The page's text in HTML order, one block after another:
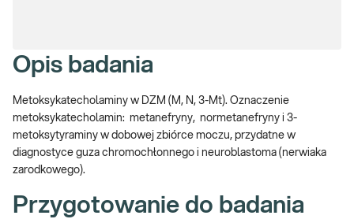
Opis badania
Metoksykatecholaminy w DZM (M, N, 3-Mt). Oznaczenie
metoksykatecholamin: metanefryny, normetanefryny i 3-
metoksytyraminy w dobowej zbiórce moczu, przydatne w
diagnostyce guza chromochłonnego i neuroblastoma (nerwiaka
zarodkowego).
Przygotowanie do badania